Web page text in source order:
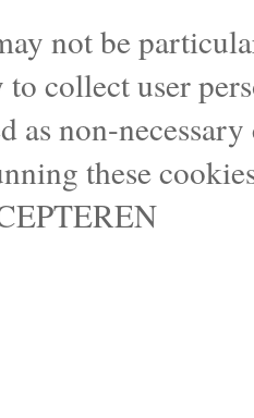
not be
collect user
as non-
these